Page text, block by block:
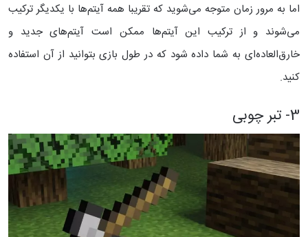
اما به مرور زمان متوجه می‌شوید که تقریبا همه آیتم‌ها با یکدیگر ترکیب
می‌شوند و از ترکیب این آیتم‌ها ممکن است آیتم‌های جدید و
خارق‌العاده‌ای به شما داده شود که در طول بازی بتوانید از آن استفاده
کنید.
3- تبر چوبی